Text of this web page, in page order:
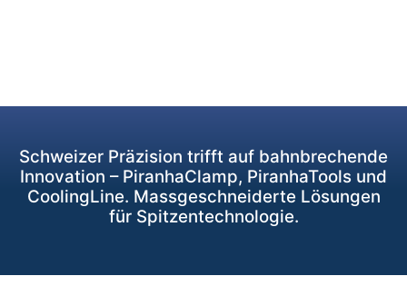
Schweizer Präzision trifft auf bahnbrechende
Innovation – PiranhaClamp, PiranhaTools und
CoolingLine. Massgeschneiderte Lösungen
für Spitzentechnologie.